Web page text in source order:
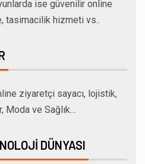
ise güvenilir online
tasimacilik hizmeti vs..
ziyaretçi sayacı, lojistik,
Moda ve Sağlık…
DÜNYASI